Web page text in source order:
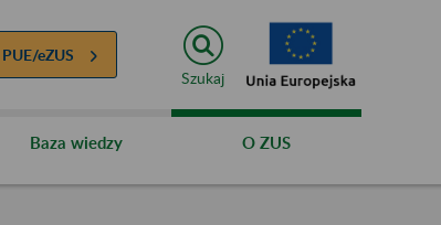
PUE/eZUS
Szukaj
Baza wiedzy O ZUS